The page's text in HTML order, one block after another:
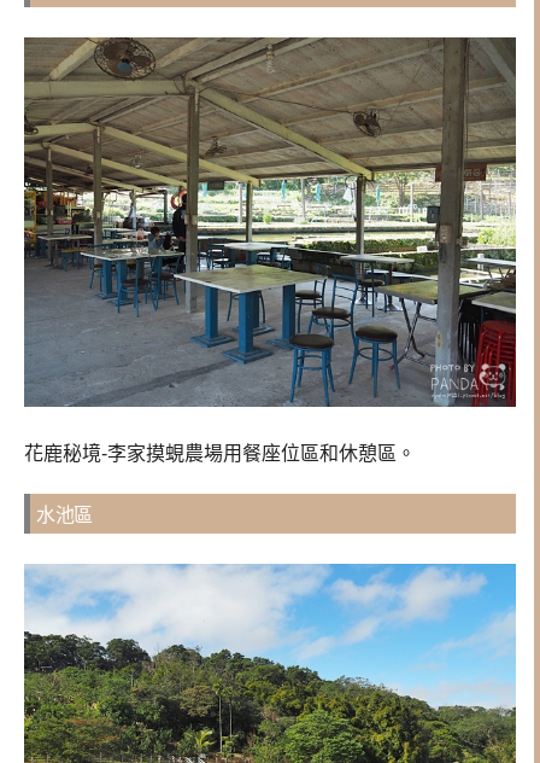
花鹿秘境-李家摸蜆農場用餐座位區和休憩區。
水池區